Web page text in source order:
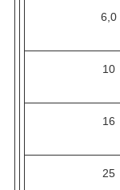
6,0
10
16
25